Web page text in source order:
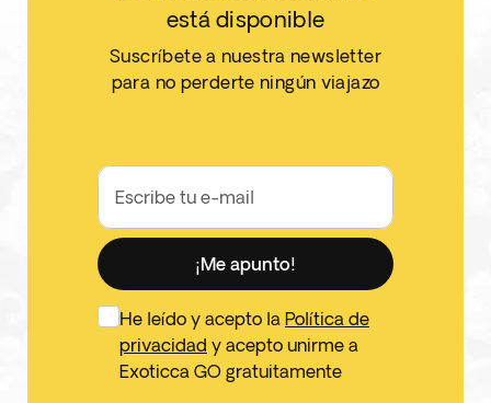
está disponible
Suscríbete a nuestra newsletter
para no perderte ningún viajazo
Escribe tu e-mail
¡Me apunto!
He leído y acepto la Política de
privacidad y acepto unirme a
Exoticca GO gratuitamente